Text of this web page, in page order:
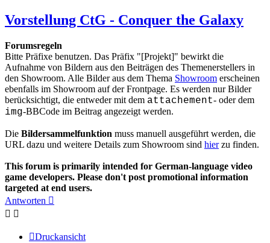
Vorstellung CtG - Conquer the Galaxy
Forumsregeln
Bitte Präfixe benutzen. Das Präfix "[Projekt]" bewirkt die
Aufnahme von Bildern aus den Beiträgen des Themenerstellers in
den Showroom. Alle Bilder aus dem Thema Showroom erscheinen
ebenfalls im Showroom auf der Frontpage. Es werden nur Bilder
berücksichtigt, die entweder mit dem attachement- oder dem
img-BBCode im Beitrag angezeigt werden.
Die Bildersammelfunktion muss manuell ausgeführt werden, die
URL dazu und weitere Details zum Showroom sind hierzu finden.
This forum is primarily intended for German-language video
game developers. Please don't post promotional information
targeted at end users.
Antworten
Druckansicht